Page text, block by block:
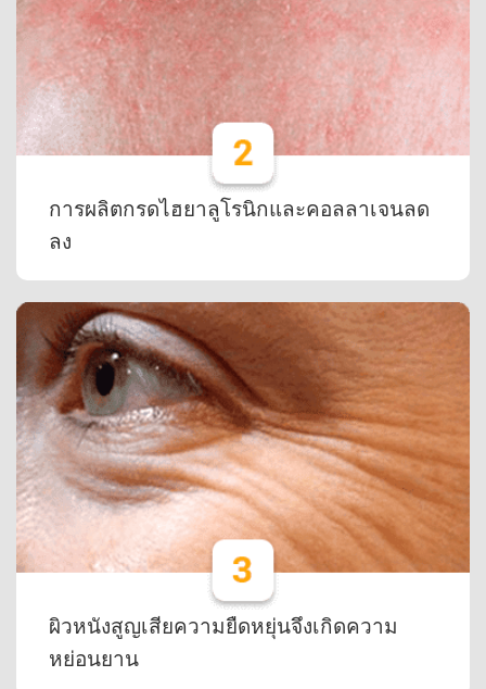
การผลิตกรดไฮยาลูโรนิกและคอลลาเจนลด
ลง
ผิวหนังสูญเสียความยืดหยุ่นจึงเกิดความ
หย่อนยาน